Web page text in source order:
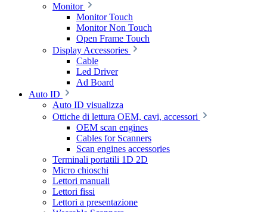
Monitor
Monitor Touch
Monitor Non Touch
Open Frame Touch
Display Accessories
Cable
Led Driver
Ad Board
Auto ID
Auto ID visualizza
Ottiche di lettura OEM, cavi, accessori
OEM scan engines
Cables for Scanners
Scan engines accessories
Terminali portatili 1D 2D
Micro chioschi
Lettori manuali
Lettori fissi
Lettori a presentazione